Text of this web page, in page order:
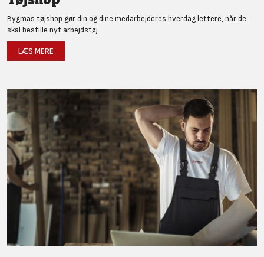
Bygmas tøjshop gør din og dine medarbejderes hverdag lettere, når de
skal bestille nyt arbejdstøj
LÆS MERE